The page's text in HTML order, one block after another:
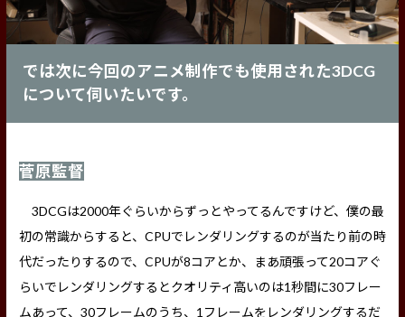
では次に今回のアニメ制作でも使用された3DCG
について伺いたいです。
菅原監督
3DCGは2000年ぐらいからずっとやってるんですけど、僕の最
初の常識からすると、CPUでレンダリングするのが当たり前の時
代だったりするので、CPUが8コアとか、まあ頑張って20コアぐ
らいでレンダリングするとクオリティ高いのは1秒間に30フレー
ムあって、30フレームのうち、1フレームをレンダリングするだ